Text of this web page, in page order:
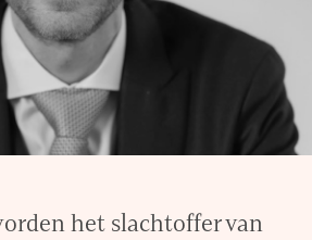
het slachtoffer van